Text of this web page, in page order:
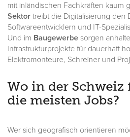
mit inländischen Fachkräften kaum
Sektor treibt die Digitalisierung den
Softwareentwicklern und IT-
Und im Baugewerbe sorgen
Infrastrukturprojekte für dauerhaft
Elektromonteure, Schreiner und
Wo in der Schweiz
die meisten Jobs?
Wer sich geografisch orientieren